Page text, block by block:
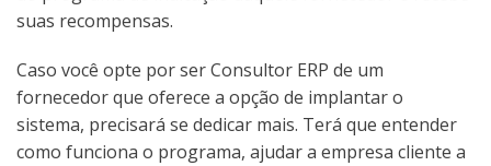
suas recompensas.
Caso você opte por ser Consultor ERP de um
fornecedor que oferece a opção de implantar o
sistema, precisará se dedicar mais. Terá que entender
como funciona o programa, ajudar a empresa cliente a